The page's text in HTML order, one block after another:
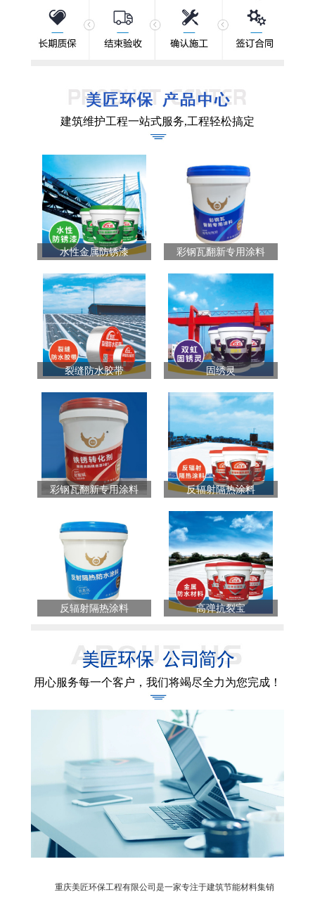
建筑维护工程一站式服务,工程轻松搞定
水性金属防锈漆 彩钢瓦翻新专用涂料
裂缝防水胶带 固绣灵
彩钢瓦翻新专用涂料 反辐射隔热涂料
反辐射隔热涂料 高弹抗裂宝
用心服务每一个客户，我们将竭尽全力为您完成！
重庆美匠环保工程有限公司是一家专注于建筑节能材料集销